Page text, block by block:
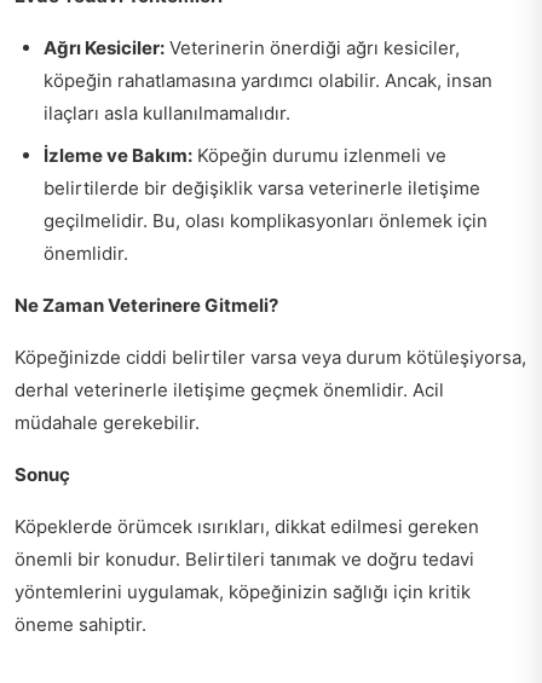
Ağrı Kesiciler: Veterinerin önerdiği ağrı kesiciler,
köpeğin rahatlamasına yardımcı olabilir. Ancak, insan
ilaçları asla kullanılmamalıdır.
İzleme ve Bakım: Köpeğin durumu izlenmeli ve
belirtilerde bir değişiklik varsa veterinerle iletişime
geçilmelidir. Bu, olası komplikasyonları önlemek için
önemlidir.
Ne Zaman Veterinere Gitmeli?
Köpeğinizde ciddi belirtiler varsa veya durum kötüleşiyorsa,
derhal veterinerle iletişime geçmek önemlidir. Acil
müdahale gerekebilir.
Sonuç
Köpeklerde örümcek ısırıkları, dikkat edilmesi gereken
önemli bir konudur. Belirtileri tanımak ve doğru tedavi
yöntemlerini uygulamak, köpeğinizin sağlığı için kritik
öneme sahiptir.